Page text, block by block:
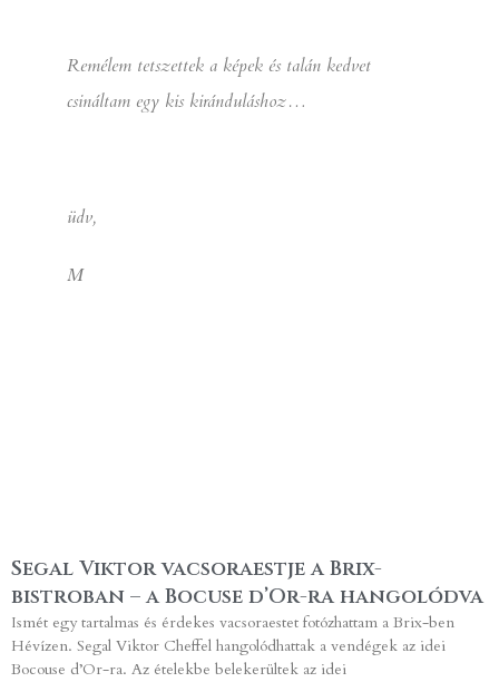
Remélem tetszettek a képek és talán kedvet
csináltam egy kis kiránduláshoz…
üdv,
M
Segal Viktor vacsoraestje a Brix-
bistroban – a Bocuse d’Or-ra hangolódva
Ismét egy tartalmas és érdekes vacsoraestet fotózhattam a Brix-ben
Hévízen. Segal Viktor Cheffel hangolódhattak a vendégek az idei
Bocouse d’Or-ra. Az ételekbe belekerültek az idei